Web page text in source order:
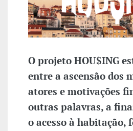
O projeto HOU$ING
entre a ascensão dos
atores e motivações
outras palavras, a
o acesso à habitação,